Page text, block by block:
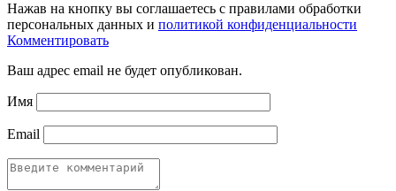
Нажав на кнопку вы соглашаетесь с правилами обработки
персональных данных и политикой конфиденциальности
Комментировать
Ваш адрес email не будет опубликован.
Имя
Email